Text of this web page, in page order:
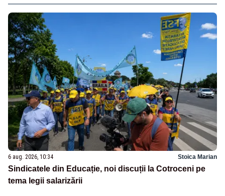
6 aug. 2026, 10:34 Stoica Marian
Sindicatele din Educație, noi discuții la Cotroceni pe
tema legii salarizării